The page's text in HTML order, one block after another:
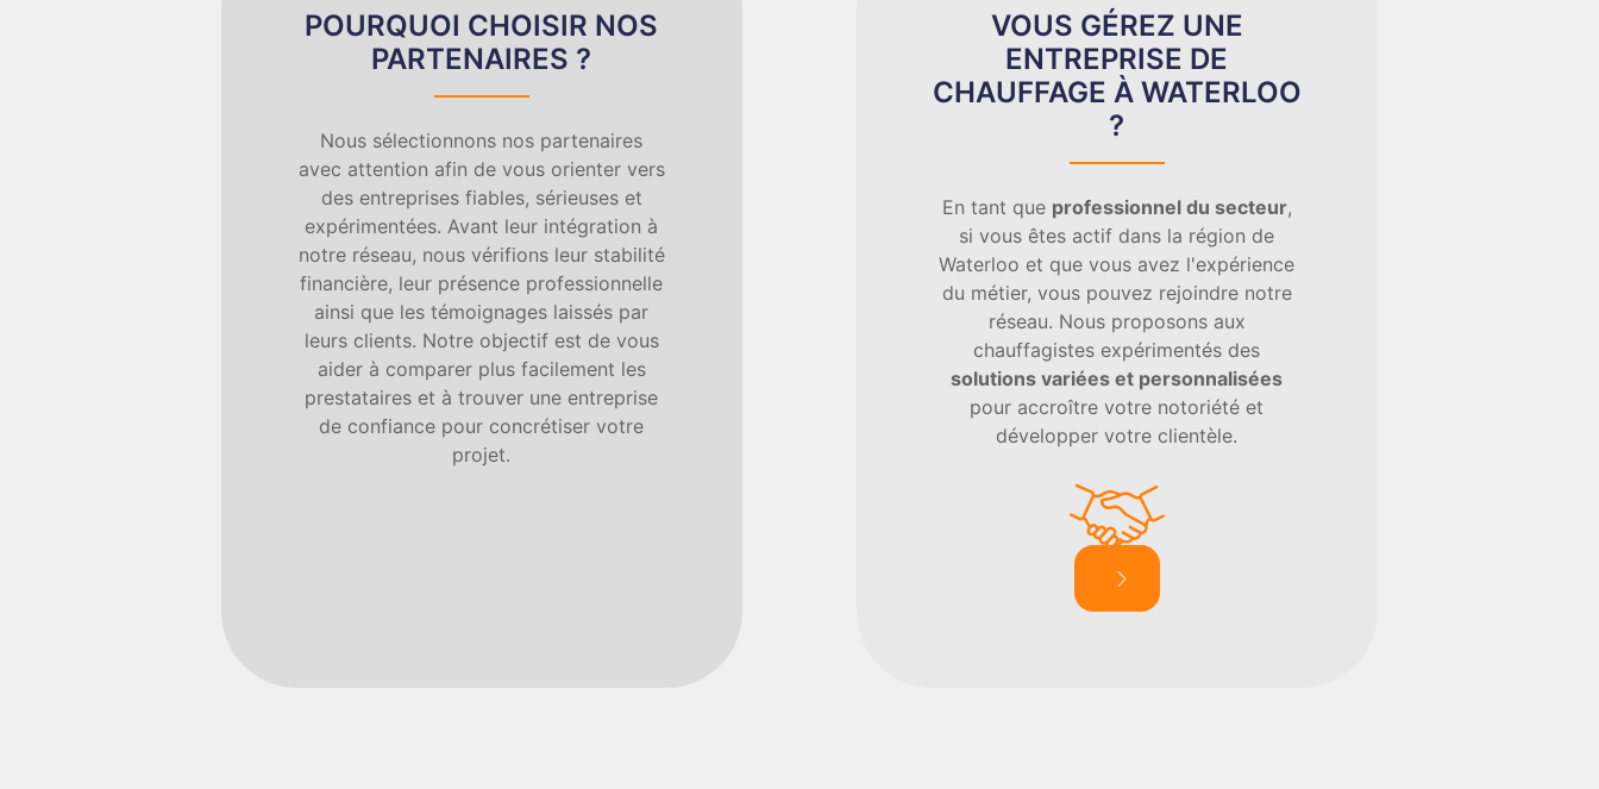
POURQUOI CHOISIR NOS
PARTENAIRES ?
Nous sélectionnons nos partenaires
avec attention afin de vous orienter vers
des entreprises fiables, sérieuses et
expérimentées. Avant leur intégration à
notre réseau, nous vérifions leur stabilité
financière, leur présence professionnelle
ainsi que les témoignages laissés par
leurs clients. Notre objectif est de vous
aider à comparer plus facilement les
prestataires et à trouver une entreprise
de confiance pour concrétiser votre
projet.
VOUS GÉREZ UNE
ENTREPRISE DE
CHAUFFAGE À WATERLOO
?
En tant que professionnel du secteur,
si vous êtes actif dans la région de
Waterloo et que vous avez l'expérience
du métier, vous pouvez rejoindre notre
réseau. Nous proposons aux
chauffagistes expérimentés des
solutions variées et personnalisées
pour accroître votre notoriété et
développer votre clientèle.